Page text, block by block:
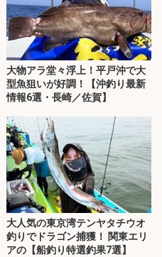
大物アラ堂々浮上！平戸沖で大
型魚狙いが好調！【沖釣り最新
情報6選・長崎／佐賀】
大人気の東京湾テンヤタチウオ
釣りでドラゴン捕獲！ 関東エリ
アの【船釣り特選釣果7選】